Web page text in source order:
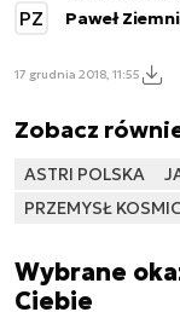
PZ Paweł
17 grudnia 2018, 11:55
Zobacz
ASTRI POLSKA
PRZEMYSŁ
Wybrane
Ciebie